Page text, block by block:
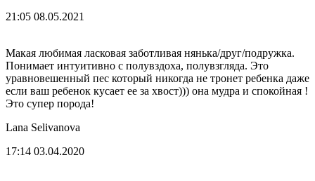
21:05 08.05.2021
Макая любимая ласковая заботливая нянька/друг/подружка.
Понимает интуитивно с полувздоха, полувзгляда. Это
уравновешенный пес который никогда не тронет ребенка даже
если ваш ребенок кусает ее за хвост))) она мудра и спокойная !
Это супер порода!
Lana Selivanova
17:14 03.04.2020